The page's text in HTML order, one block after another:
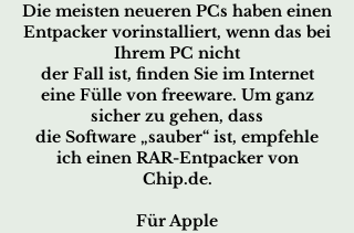
Die meisten neueren PCs haben einen
Entpacker vorinstalliert, wenn das bei
Ihrem PC nicht
der Fall ist, finden Sie im Internet
eine Fülle von freeware. Um ganz
sicher zu gehen, dass
die Software „sauber“ ist, empfehle
ich einen RAR-Entpacker von
Chip.de.
Für Apple